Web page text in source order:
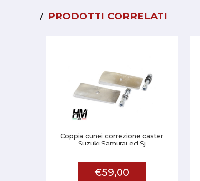
PRODOTTI CORRELATI
Coppia cunei correzione caster
Suzuki Samurai ed Sj
€59,00